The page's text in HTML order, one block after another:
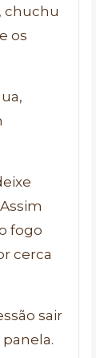
chuchu
os
fogo
cerca
sair